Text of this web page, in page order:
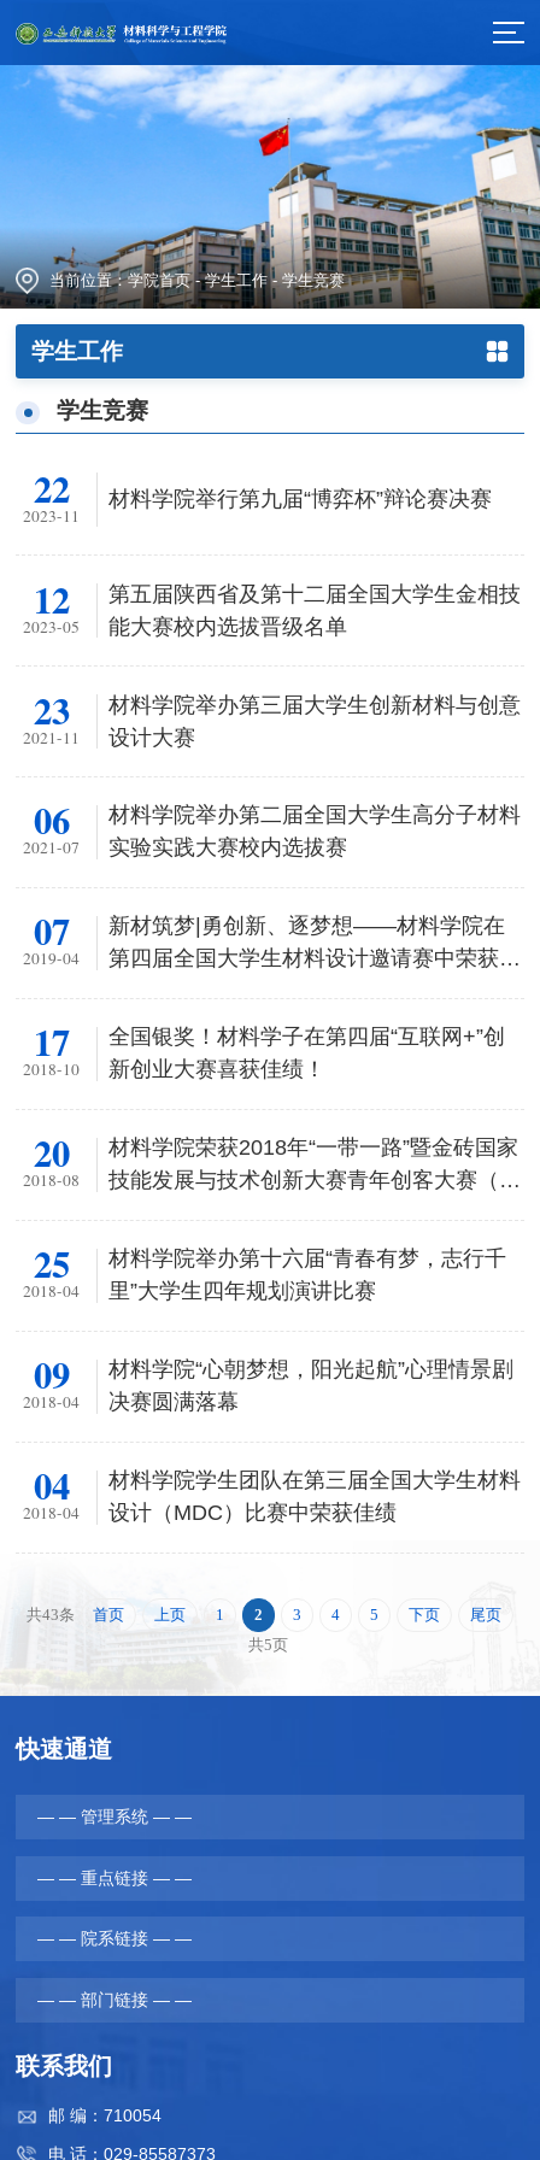
当前位置：学院首页-学生工作-学生竞赛
学生工作
学生竞赛
22
2023-11
材料学院举行第九届“博弈杯”辩论赛决赛
12
2023-05
第五届陕西省及第十二届全国大学生金相技
能大赛校内选拔晋级名单
23
2021-11
材料学院举办第三届大学生创新材料与创意
设计大赛
06
2021-07
材料学院举办第二届全国大学生高分子材料
实验实践大赛校内选拔赛
07
2019-04
新材筑梦|勇创新、逐梦想——材料学院在
第四届全国大学生材料设计邀请赛中荣获三
17
2018-10
​全国银奖！材料学子在第四届“互联网+”创
新创业大赛喜获佳绩！
20
2018-08
材料学院荣获2018年“一带一路”暨金砖国家
技能发展与技术创新大赛青年创客大赛（中
25
2018-04
材料学院举办第十六届“青春有梦，志行千
里”大学生四年规划演讲比赛
09
2018-04
材料学院“心朝梦想，阳光起航”心理情景剧
决赛圆满落幕
04
2018-04
材料学院学生团队在第三届全国大学生材料
设计（MDC）比赛中荣获佳绩
共43条 首页 上页 1 2 3 4 5 下页
尾页
共5页
快速通道
— — 管理系统 — —
— — 重点链接 — —
— — 院系链接 — —
— — 部门链接 — —
联系我们
邮 编：710054
电 话：029-85587373